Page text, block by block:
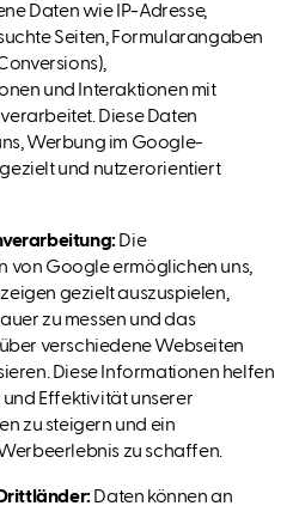
Daten wie IP-Adresse,
Seiten, Formularangaben
und Interaktionen mit
Diese Daten
Werbung im Google-
und nutzerorientiert
Die
von Google ermöglichen uns,
gezielt auszuspielen,
zu messen und das
verschiedene Webseiten
Diese Informationen helfen
und Effektivität unserer
zu steigern und ein
zu schaffen.
Daten können an